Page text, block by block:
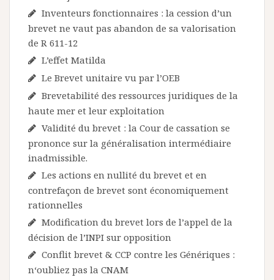
Inventeurs fonctionnaires : la cession d’un
brevet ne vaut pas abandon de sa valorisation
de R 611-12
L’effet Matilda
Le Brevet unitaire vu par l’OEB
Brevetabilité des ressources juridiques de la
haute mer et leur exploitation
Validité du brevet : la Cour de cassation se
prononce sur la généralisation intermédiaire
inadmissible.
Les actions en nullité du brevet et en
contrefaçon de brevet sont économiquement
rationnelles
Modification du brevet lors de l’appel de la
décision de l’INPI sur opposition
Conflit brevet & CCP contre les Génériques :
n‘oubliez pas la CNAM